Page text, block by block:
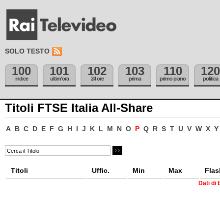
SOLO TESTO
100
indice
101
ultim'ora
102
24 ore
103
prima
110
primo piano
120
politica
Titoli FTSE Italia All-Share
A B C D E F G H I J K L M N O P Q R S T U V W X Y
Titoli Uffic. Min Max
Dati di